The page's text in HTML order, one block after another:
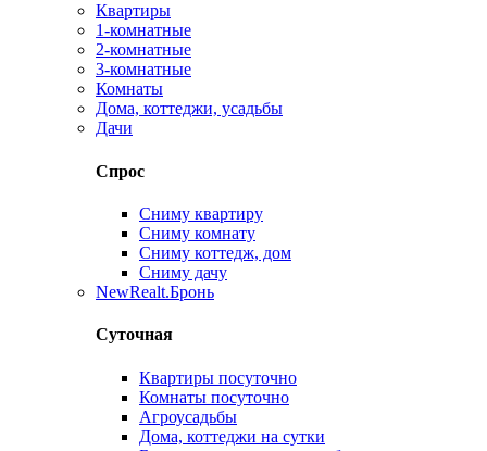
Квартиры
1-комнатные
2-комнатные
3-комнатные
Комнаты
Дома, коттеджи, усадьбы
Дачи
Спрос
Сниму квартиру
Сниму комнату
Сниму коттедж, дом
Сниму дачу
NewRealt.Бронь
Суточная
Квартиры посуточно
Комнаты посуточно
Агроусадьбы
Дома, коттеджи на сутки